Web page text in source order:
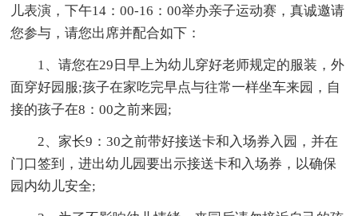
儿表演，下午14：00-16：00举办亲子运动赛，真诚邀请
您参与，请您出席并配合如下：
1、请您在29日早上为幼儿穿好老师规定的服装，外
面穿好园服;孩子在家吃完早点与往常一样坐车来园，自
接的孩子在8：00之前来园;
2、家长9：30之前带好接送卡和入场券入园，并在
门口签到，进出幼儿园要出示接送卡和入场券，以确保
园内幼儿安全;